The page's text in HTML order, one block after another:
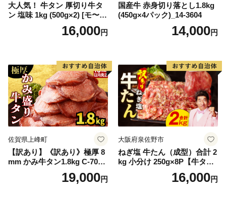
大人気！ 牛タン 厚切り牛タ
ン 塩味 1kg (500g×2) [モ〜ラ
ンド 宮城県 気仙沼市 205646
60] 肉 牛肉 精肉 牛たん 牛タ
厚切り タン
16,000円
国産牛 赤身切り落とし1.8kg
(450g×4パック)_14-3604
14,000円
佐賀県上峰町
【訳あり】《訳あり》極厚 8
mm かみ牛タン1.8kg C-709-
19,000円
大阪府泉佐野市
ねぎ塩 牛たん（成型）合計 2
kg 小分け 250g×8P【牛タン
牛肉 焼肉用 薄切り 訳あり サ
16,000円